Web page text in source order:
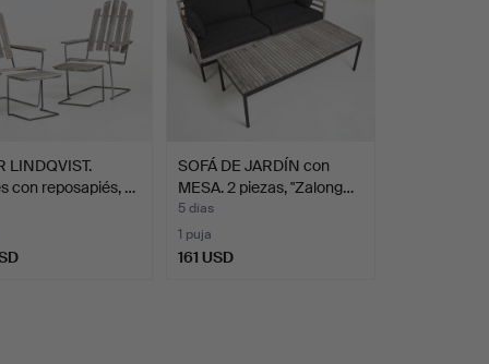
LINDQVIST.
con reposapiés, …
SOFÁ DE JARDÍN con
MESA. 2 piezas, "Zalong…
5 días
1 puja
161 USD